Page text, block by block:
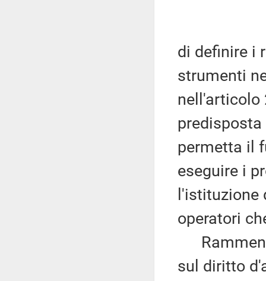
di definire i
strumenti
nell'articolo
permetta il
eseguire i
operatori
sul diritto